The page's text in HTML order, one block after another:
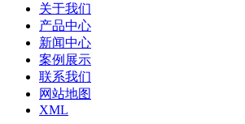
关于我们
产品中心
新闻中心
案例展示
联系我们
网站地图
XML